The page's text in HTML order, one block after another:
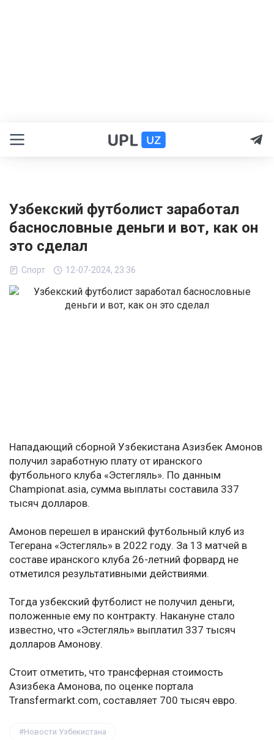
Узбекский футболист заработал
баснословные деньги и вот, как он
это сделал
Спорт 12-07-2024, 23:36
Нападающий сборной Узбекистана Азизбек Амонов
получил заработную плату от иранского
футбольного клуба «Эстегляль». По данным
Championat.asia, сумма выплаты составила 337
тысяч долларов.
Амонов перешел в иранский футбольный клуб из
Тегерана «Эстегляль» в 2022 году. За 13 матчей в
составе иранского клуба 26-летний форвард не
отметился результативными действиями.
Тогда узбекский футболист не получил деньги,
положенные ему по контракту. Накануне стало
известно, что «Эстегляль» выплатил 337 тысяч
долларов Амонову.
Стоит отметить, что трансферная стоимость
Азизбека Амонова, по оценке портала
Transfermarkt.com, составляет 700 тысяч евро.
Новости Узбекистана